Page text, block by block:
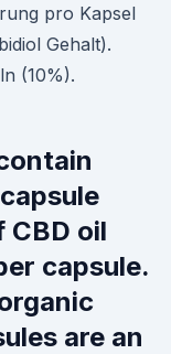
pro Kapsel
Gehalt).
(10%).
CBD oil
capsule.
are an